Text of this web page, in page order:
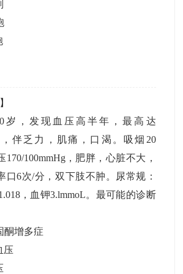
】
岁，发现血压高半年，最高达
，伴乏力，肌痛，口渴。吸烟20
100mmHg，肥胖，心脏不大，
口6次/分，双下肢不肿。尿常规：
，血钾3.lmmoL。最可能的诊断
酮增多症
压